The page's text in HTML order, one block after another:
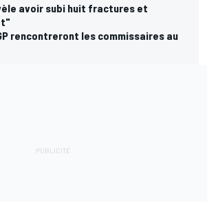
avoir subi huit fractures et
rencontreront les commissaires au